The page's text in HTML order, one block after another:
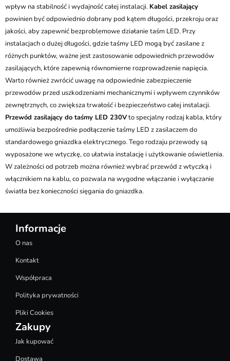
wpływ na stabilność i wydajność całej instalacji. Kabel zasilający
powinien być odpowiednio dobrany pod kątem długości, przekroju oraz
jakości, aby zapewnić bezproblemowe działanie taśm LED. Przy
instalacjach o dużej długości, gdzie taśmy LED mogą być zasilane z
różnych punktów, ważne jest zastosowanie odpowiednich przewodów
zasilających, które zapewnią równomierne rozprowadzenie napięcia.
Warto również zwrócić uwagę na odpowiednie zabezpieczenie
przewodów przed uszkodzeniami mechanicznymi i wpływem czynników
zewnętrznych, co zwiększa trwałość i bezpieczeństwo całej instalacji.
Przewód zasilający do taśmy LED 230Vto specjalny rodzaj kabla, który
umożliwia bezpośrednie podłączenie taśmy LED z zasilaczem do
standardowego gniazdka elektrycznego. Tego rodzaju przewody są
wyposażone we wtyczkę, co ułatwia instalację i użytkowanie oświetlenia.
W zależności od potrzeb można również wybrać przewód z wtyczką i
włącznikiem na kablu, co pozwala na wygodne włączanie i wyłączanie
światła bez konieczności sięgania do gniazdka.
Informacje
O nas
Kontakt
Współpraca
Polityka prywatności
Pliki Cookies
Zakupy
Jak kupować
Dostawa